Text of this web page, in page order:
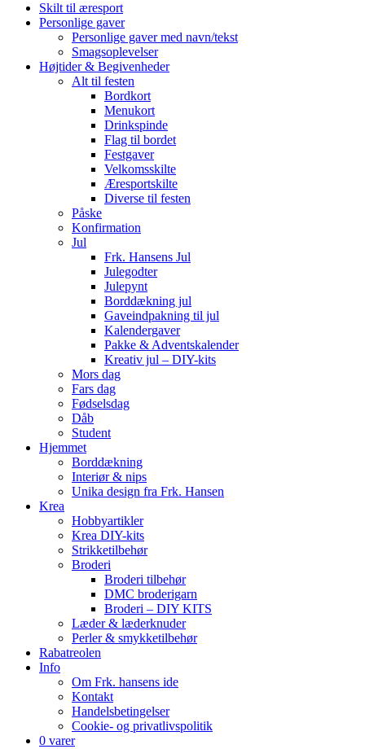
Skilt til æresport
Personlige gaver
Personlige gaver med navn/tekst
Smagsoplevelser
Højtider & Begivenheder
Alt til festen
Bordkort
Menukort
Drinkspinde
Flag til bordet
Festgaver
Velkomsskilte
Æresportskilte
Diverse til festen
Påske
Konfirmation
Jul
Frk. Hansens Jul
Julegodter
Julepynt
Borddækning jul
Gaveindpakning til jul
Kalendergaver
Pakke & Adventskalender
Kreativ jul – DIY-kits
Mors dag
Fars dag
Fødselsdag
Dåb
Student
Hjemmet
Borddækning
Interiør & nips
Unika design fra Frk. Hansen
Krea
Hobbyartikler
Krea DIY-kits
Strikketilbehør
Broderi
Broderi tilbehør
DMC broderigarn
Broderi – DIY KITS
Læder & læderknuder
Perler & smykketilbehør
Rabatreolen
Info
Om Frk. hansens ide
Kontakt
Handelsbetingelser
Cookie- og privatlivspolitik
0 varer